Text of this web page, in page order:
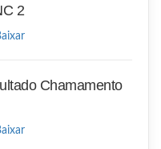
2
Chamamento